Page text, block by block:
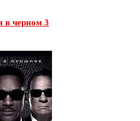
в черном 3